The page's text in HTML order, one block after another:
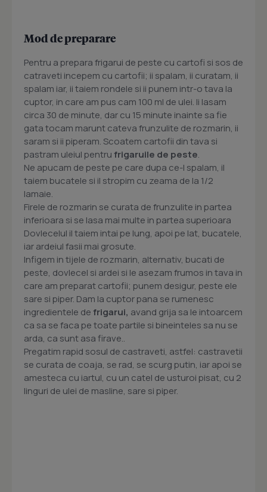
Mod de preparare
Pentru a prepara frigarui de peste cu cartofi si sos de
catraveti incepem cu cartofii; ii spalam, ii curatam, ii
spalam iar, ii taiem rondele si ii punem intr-o tava la
cuptor, in care am pus cam 100 ml de ulei. Ii lasam
circa 30 de minute, dar cu 15 minute inainte sa fie
gata tocam marunt cateva frunzulite de rozmarin, ii
saram si ii piperam. Scoatem cartofii din tava si
pastram uleiul pentrufrigaruile de peste.
Ne apucam de peste pe care dupa ce-l spalam, il
taiem bucatele si il stropim cu zeama de la 1/2
lamaie.
Firele de rozmarin se curata de frunzulite in partea
inferioara si se lasa mai multe in partea superioara
Dovlecelul il taiem intai pe lung, apoi pe lat, bucatele,
iar ardeiul fasii mai grosute.
Infigem in tijele de rozmarin, alternativ, bucati de
peste, dovlecel si ardei si le asezam frumos in tava in
care am preparat cartofii; punem desigur, peste ele
sare si piper. Dam la cuptor pana se rumenesc
ingredientele defrigarui, avand grija sa le intoarcem
ca sa se faca pe toate partile si bineinteles sa nu se
arda, ca sunt asa firave..
Pregatim rapid sosul de castraveti, astfel: castravetii
se curata de coaja, se rad, se scurg putin, iar apoi se
amesteca cu iartul, cu un catel de usturoi pisat, cu 2
linguri de ulei de masline, sare si piper.